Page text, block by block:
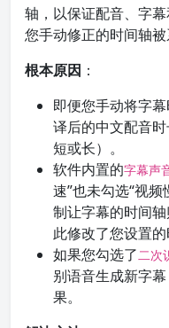
轴，以保证配音、字幕
您手动修正的时间轴被
根本原因 ：
即便您手动将字
译后的中文配音
短或长）。
软件内置的字幕声
速”也未勾选“视
制让字幕的时间
此修改了您设置的
如果您勾选了 二次
别语音生成新字
果。